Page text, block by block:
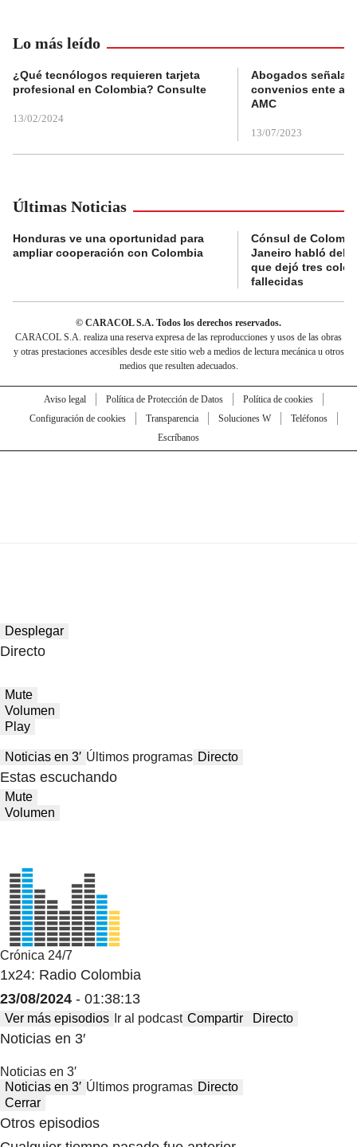
Lo más leído
¿Qué tecnólogos requieren tarjeta
profesional en Colombia? Consulte
13/02/2024
Abogados
convenios ente
AMC
13/07/2023
Últimas Noticias
Honduras ve una oportunidad para
ampliar cooperación con Colombia
Cónsul de
Janeiro habló del
que dejó tres
fallecidas
© CARACOL S.A. Todos los derechos reservados.
CARACOL S.A. realiza una reserva expresa de las reproducciones y usos de las obras
y otras prestaciones accesibles desde este sitio web a medios de lectura mecánica u otros
medios que resulten adecuados.
Aviso legal Política de Protección de Datos
Política de cookies
Configuración de cookies
Transparencia Soluciones W
Teléfonos
Escríbanos
Desplegar
Directo
Mute
Volumen
Play
Noticias en 3′ Últimos programas Directo
Estas escuchando
Mute
Volumen
Crónica 24/7
1x24: Radio Colombia
23/08/2024 - 01:38:13
Ver más episodios Ir al podcast Compartir Directo
Noticias en 3′
Noticias en 3′
Noticias en 3′ Últimos programas Directo
Cerrar
Otros episodios